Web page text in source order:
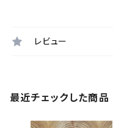
レビュー
最近チェックした商品